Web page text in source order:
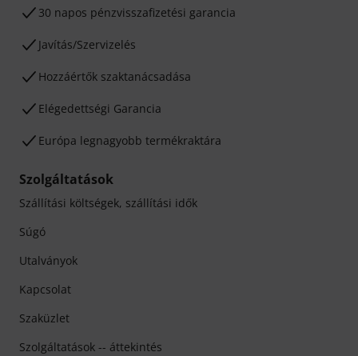
30 napos pénzvisszafizetési garancia
Javítás/Szervizelés
Hozzáértők szaktanácsadása
Elégedettségi Garancia
Európa legnagyobb termékraktára
Szolgáltatások
Szállítási költségek, szállítási idők
Súgó
Utalványok
Kapcsolat
Szaküzlet
Szolgáltatások -- áttekintés